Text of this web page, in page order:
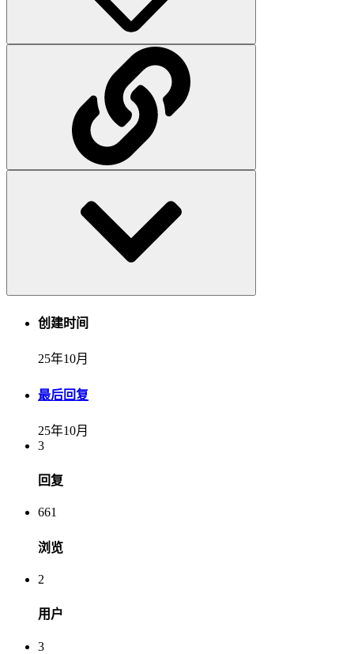
创建时间
25年10月
最后回复
25年10月
3
回复
661
浏览
2
用户
3